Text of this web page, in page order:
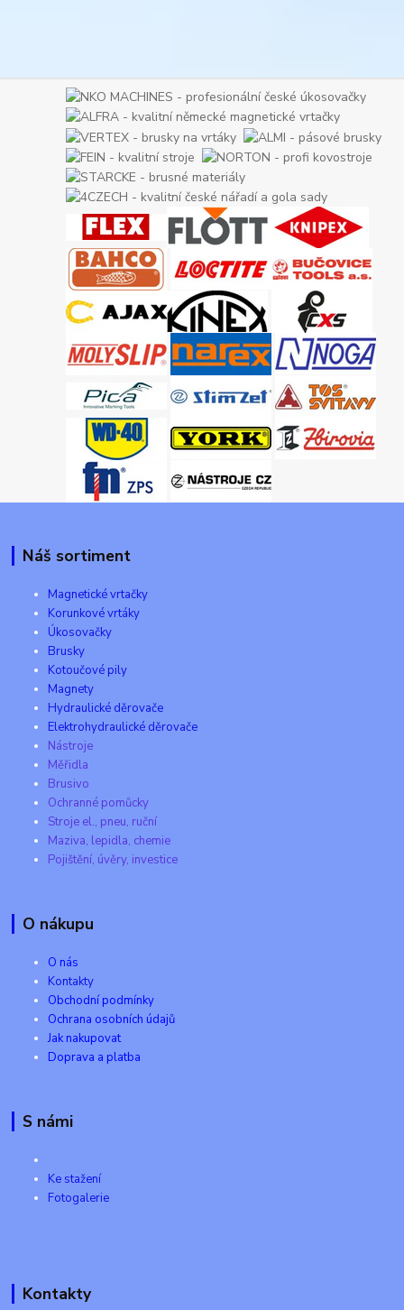
Náš sortiment
Magnetické vrtačky
Korunkové vrtáky
Úkosovačky
Brusky
Kotoučové pily
Magnety
Hydraulické děrovače
Elektrohydraulické děrovače
Nástroje
Měřidla
Brusivo
Ochranné pomůcky
Stroje el., pneu, ruční
Maziva, lepidla, chemie
Pojištění, úvěry, investice
O nákupu
O nás
Kontakty
Obchodní podmínky
Ochrana osobních údajů
Jak nakupovat
Doprava a platba
S námi
Ke stažení
Fotogalerie
Kontakty